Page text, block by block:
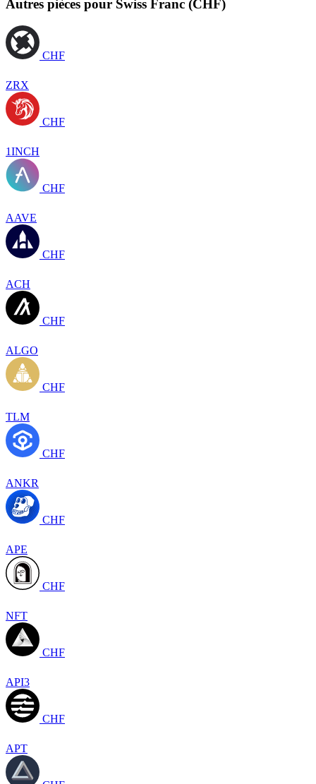
Autres pièces pour Swiss Franc (CHF)
CHF
ZRX
CHF
1INCH
CHF
AAVE
CHF
ACH
CHF
ALGO
CHF
TLM
CHF
ANKR
CHF
APE
CHF
NFT
CHF
API3
CHF
APT